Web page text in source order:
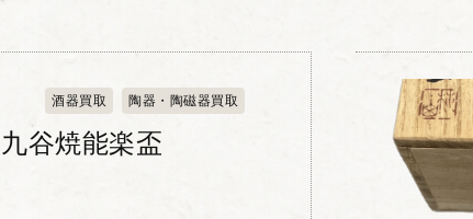
酒器買取 陶器・陶磁器買取
九谷焼能楽盃